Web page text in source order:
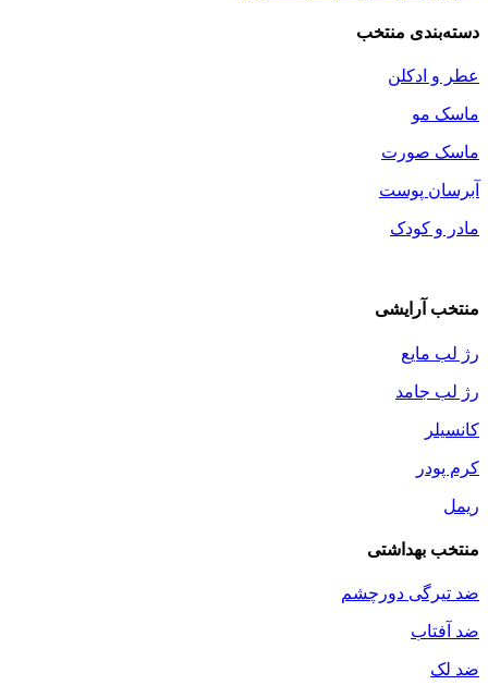
دسته‌بندی منتخب
عطر و ادکلن
ماسک مو
ماسک صورت
آبرسان پوست
مادر و کودک
منتخب آرایشی
رژ لب مایع
رژ لب جامد
کانسیلر
کرم پودر
ریمل
منتخب بهداشتی
ضد تیرگی دورچشم
ضد آفتاب
ضد لک